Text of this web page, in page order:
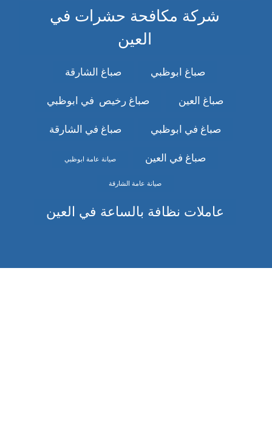
شركة مكافحة حشرات في
العين
صباغ ابوظبي صباغ الشارقة
صباغ العين صباغ رخيص في ابوظبي
صباغ في ابوظبي صباغ في الشارقة
صباغ في العين صيانة عامة ابوظبي
صيانة عامة الشارقة
عاملات نظافة بالساعة في العين